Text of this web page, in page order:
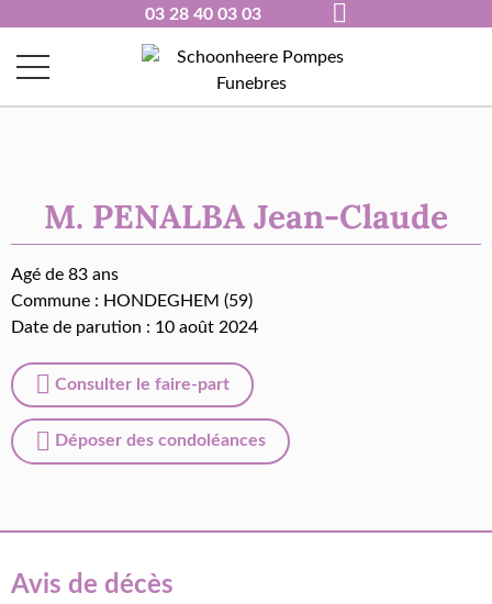
03 28 40 03 03
M. PENALBA Jean-Claude
Agé de 83 ans
Commune : HONDEGHEM (59)
Date de parution : 10 août 2024
Consulter le faire-part
Déposer des condoléances
Avis de décès